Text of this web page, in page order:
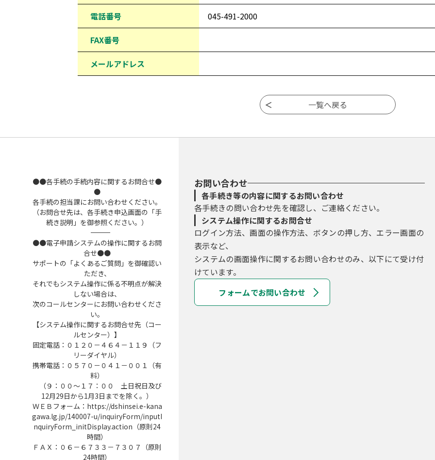
電話番号 045-491-2000
FAX番号
メールアドレス
●●各手続の手続内容に関するお問合せ●
●
各手続の担当課にお問い合わせください。
（お問合せ先は、各手続き申込画面の「手
続き説明」を御参照ください。）
――――――――――――――――――――――――――――――――――――――――――――――――――
●●電子申請システムの操作に関するお問
合せ●●
サポートの「よくあるご質問」を御確認い
ただき、
それでもシステム操作に係る不明点が解決
しない場合は、
次のコールセンターにお問い合わせくださ
い。
【システム操作に関するお問合せ先（コー
ルセンター）】
固定電話：０１２０－４６４－１１９（フ
リーダイヤル）
携帯電話：０５７０－０４１－００１（有
料）
（９：００～１７：００ 土日祝日及び
12月29日から1月3日までを除く。）
ＷＥＢフォーム：https://dshinsei.e-kana
gawa.lg.jp/140007-u/inquiryForm/inputI
nquiryForm_initDisplay.action（原則24
時間）
ＦＡＸ：０６－６７３３－７３０７（原則
24時間）
お問い合わせ
各手続き等の内容に関するお問い合わせ
各手続きの問い合わせ先を確認し、ご連絡ください。
システム操作に関するお問合せ
ログイン方法、画面の操作方法、ボタンの押し方、エラー画面の
表示など、
システムの画面操作に関するお問い合わせのみ、以下にて受け付
けています。
フォームでお問い合わせ